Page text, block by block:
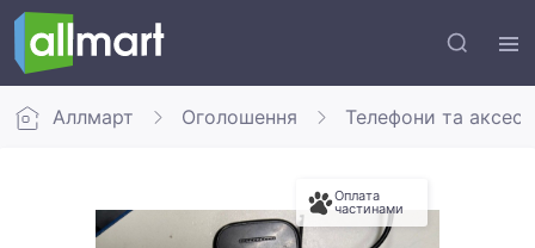
Аллмарт Оголошення Телефони та
Оплата
частинами